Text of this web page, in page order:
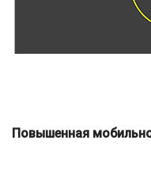
Повышенная